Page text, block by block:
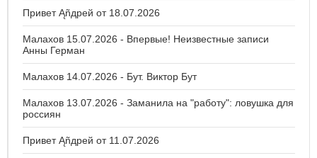
Привет Ąñдpей от 18.07.2026
Малахов 15.07.2026 - Впервые! Неизвестные записи
Анны Герман
Малахов 14.07.2026 - Бут. Виктор Бут
Малахов 13.07.2026 - Заманила на "работу": ловушка для
россиян
Привет Ąñдpей от 11.07.2026